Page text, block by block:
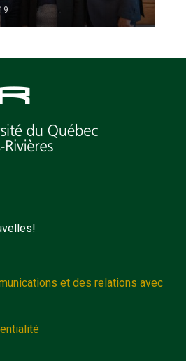
et des relations avec